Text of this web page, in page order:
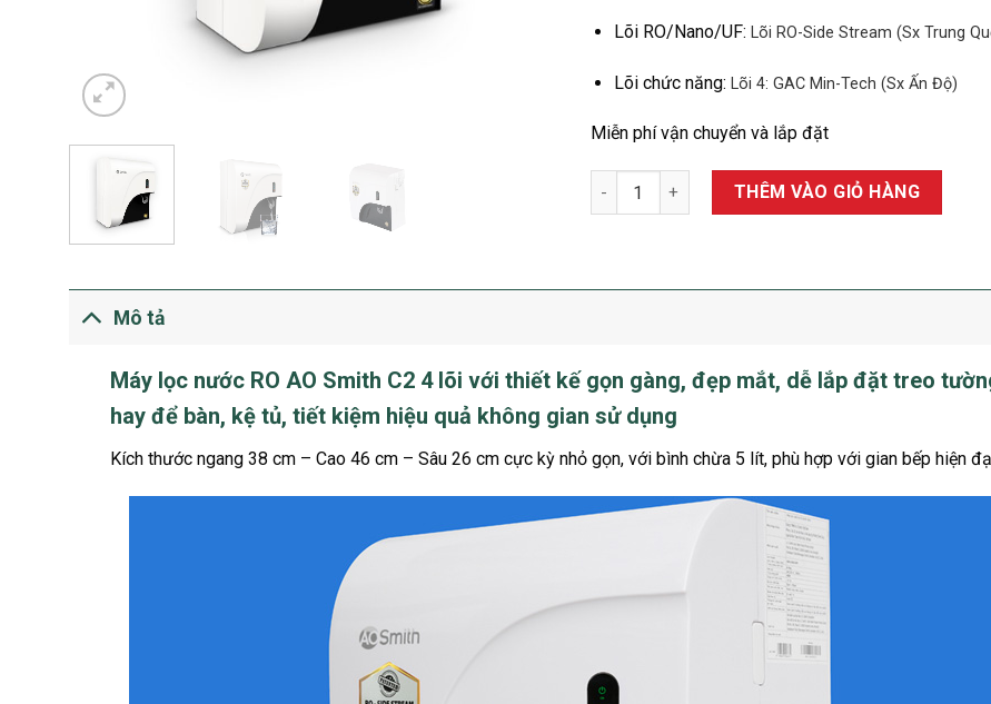
Lõi RO/Nano/UF: Lõi RO-Side Stream (Sx Trung
Lõi chức năng: Lõi 4: GAC Min-Tech (Sx Ấn Độ)
Miễn phí vận chuyển và lắp đặt
Máy lọc nước RO AOSmith C2 4 lõi số lượng
THÊM VÀO GIỎ HÀNG
Mô tả
Máy lọc nước RO AO Smith C2 4 lõi với thiết kế gọn gàng, đẹp mắt, dễ lắp đặt treo
hay để bàn, kệ tủ, tiết kiệm hiệu quả không gian sử dụng
Kích thước ngang 38 cm – Cao 46 cm – Sâu 26 cm cực kỳ nhỏ gọn, với bình chừa 5 lít, phù hợp với gian bếp hiện